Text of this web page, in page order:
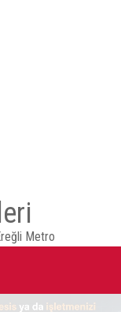
Metro
yaralandı